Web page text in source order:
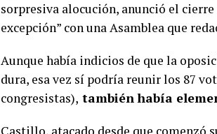
sorpresiva alocución, anunció el
excepción” con una Asamblea que
Aunque había indicios de que la
dura, esa vez sí podría reunir los 87
congresistas), también había